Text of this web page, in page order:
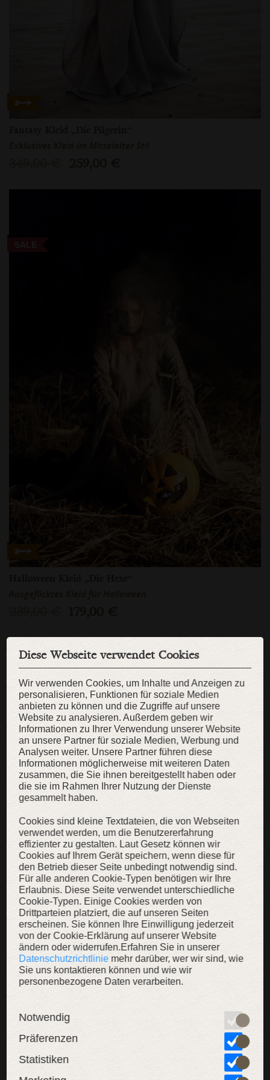
SALE
Wollumhang „Eydis die Schildmaid“
Wikinger Umhang: Reisekleidung
209,00 €
Diese Webseite verwendet Cookies
Wir verwenden Cookies, um Inhalte und Anzeigen zu
personalisieren, Funktionen für soziale Medien
anbieten zu können und die Zugriffe auf unsere
Website zu analysieren. Außerdem geben wir
Informationen zu Ihrer Verwendung unserer Website
an unsere Partner für soziale Medien, Werbung und
Analysen weiter. Unsere Partner führen diese
Informationen möglicherweise mit weiteren Daten
zusammen, die Sie ihnen bereitgestellt haben oder
die sie im Rahmen Ihrer Nutzung der Dienste
gesammelt haben.
Cookies sind kleine Textdateien, die von Webseiten
verwendet werden, um die Benutzererfahrung
effizienter zu gestalten. Laut Gesetz können wir
Cookies auf Ihrem Gerät speichern, wenn diese für
den Betrieb dieser Seite unbedingt notwendig sind.
Für alle anderen Cookie-Typen benötigen wir Ihre
Erlaubnis. Diese Seite verwendet unterschiedliche
Cookie-Typen. Einige Cookies werden von
Drittparteien platziert, die auf unseren Seiten
erscheinen. Sie können Ihre Einwilligung jederzeit
von der Cookie-Erklärung auf unserer Website
ändern oder widerrufen.Erfahren Sie in unserer
Datenschutzrichtlinie mehr darüber, wer wir sind, wie
Sie uns kontaktieren können und wie wir
personenbezogene Daten verarbeiten.
Notwendig
Präferenzen
Statistiken